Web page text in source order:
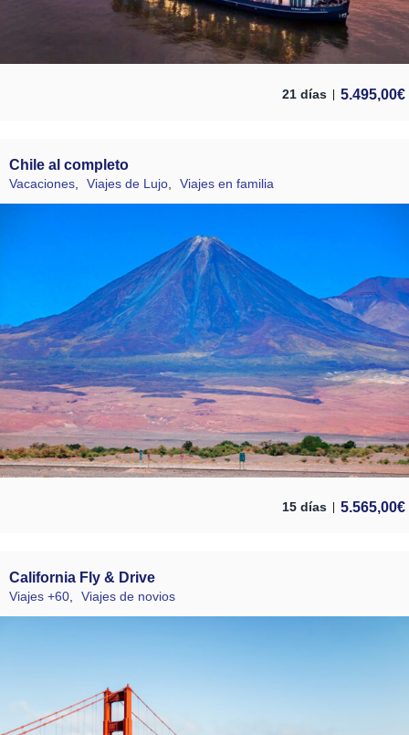
21 días 5.495,00€
Chile al completo
Vacaciones, Viajes de Lujo, Viajes en familia
15 días 5.565,00€
California Fly & Drive
Viajes +60, Viajes de novios